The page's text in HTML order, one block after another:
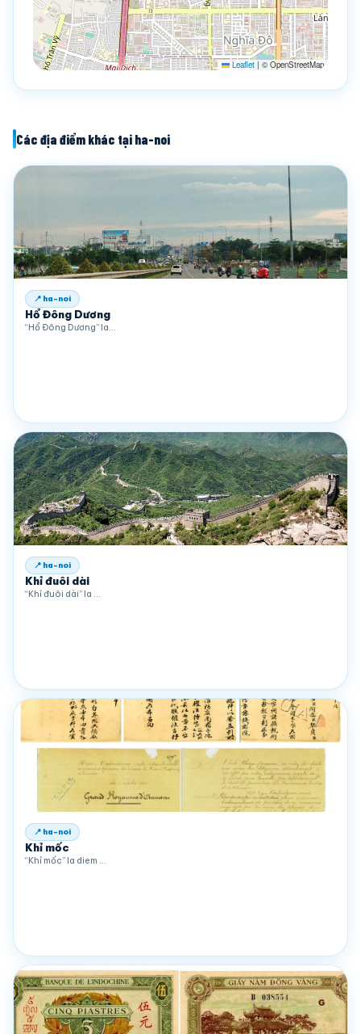
Leaflet | © OpenStreetMap
Các địa điểm khác tại ha-noi
📍 ha-noi
Hổ Đông Dương
“Hổ Đông Dương” la…
📍 ha-noi
Khỉ đuôi dài
“Khỉ đuôi dài” la …
📍 ha-noi
Khỉ mốc
“Khỉ mốc” la diem …